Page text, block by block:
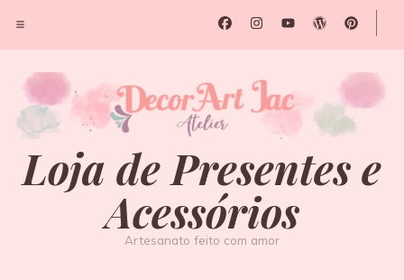
Loja de Presentes e
Acessórios
Artesanato feito com amor